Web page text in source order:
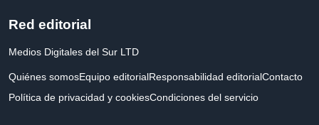
Red editorial
Medios Digitales del Sur LTD
Quiénes somosEquipo editorialResponsabilidad editorialContacto
Política de privacidad y cookiesCondiciones del servicio